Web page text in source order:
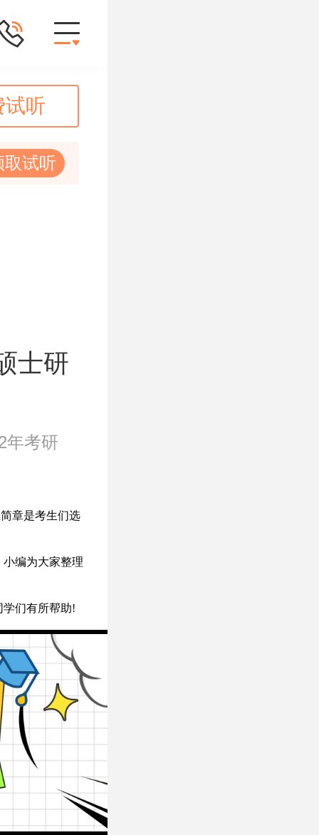
试听
取试听
士研
年考研
章是考生们选
编为大家整理
学们有所帮助!